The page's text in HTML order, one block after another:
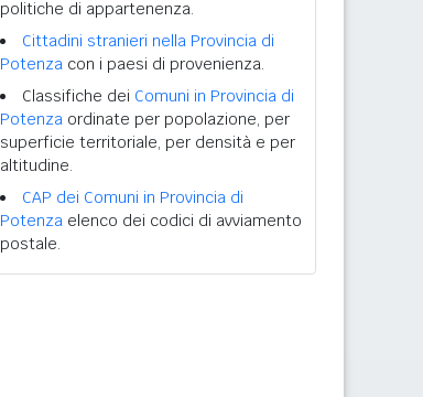
politiche di appartenenza.
Cittadini stranieri nella Provincia di
Potenza con i paesi di provenienza.
Classifiche dei Comuni in Provincia di
Potenza ordinate per popolazione, per
superficie territoriale, per densità e per
altitudine.
CAP dei Comuni in Provincia di
Potenza elenco dei codici di avviamento
postale.